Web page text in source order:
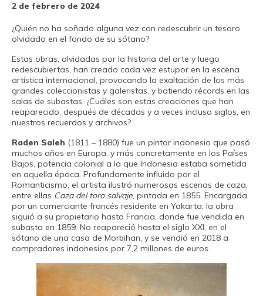
2 de febrero de 2024
¿Quién no ha soñado alguna vez con redescubrir un tesoro
olvidado en el fondo de su sótano?
Estas obras, olvidadas por la historia del arte y luego
redescubiertas, han creado cada vez estupor en la escena
artística internacional, provocando la exaltación de los más
grandes coleccionistas y galeristas, y batiendo récords en las
salas de subastas. ¿Cuáles son estas creaciones que han
reaparecido, después de décadas y a veces incluso siglos, en
nuestros recuerdos y archivos?
Raden Saleh (1811 – 1880) fue un pintor indonesio que pasó
muchos años en Europa, y más concretamente en los Países
Bajos, potencia colonial a la que Indonesia estaba sometida
en aquella época. Profundamente influido por el
Romanticismo, el artista ilustró numerosas escenas de caza,
entre ellas Caza del toro salvaje, pintada en 1855. Encargada
por un comerciante francés residente en Yakarta, la obra
siguió a su propietario hasta Francia, donde fue vendida en
subasta en 1859. No reapareció hasta el siglo XXI, en el
sótano de una casa de Morbihan, y se vendió en 2018 a
compradores indonesios por 7,2 millones de euros.
Visitas
EduCarmenThyssen
Actividades
Noticias
Tienda
Fundación
Museand
Amigos
del
museo
Contacto
Localización
Français
English
Català